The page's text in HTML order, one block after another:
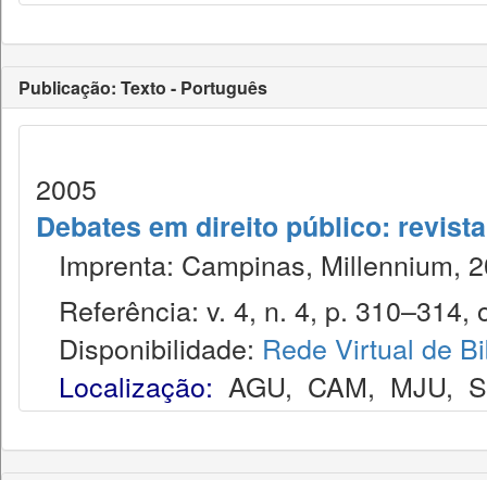
Publicação: Texto - Português
2005
Debates em direito público:
Imprenta: Campinas, Millennium,
Referência: v. 4, n. 4, p. 310–314,
Disponibilidade: Rede Virtual de
Localização: AGU, CAM, MJU,